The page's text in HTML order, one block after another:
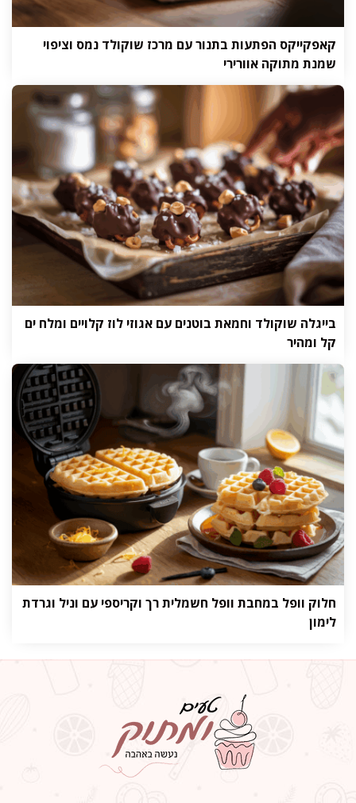
קאפקייקס הפתעות בתנור עם מרכז שוקולד נמס וציפוי
שמנת מתוקה אוורירי
בייגלה שוקולד וחמאת בוטנים עם אגוזי לוז קלויים ומלח ים
קל ומהיר
חלוק וופל במחבת וופל חשמלית רך וקריספי עם וניל וגרדת
לימון